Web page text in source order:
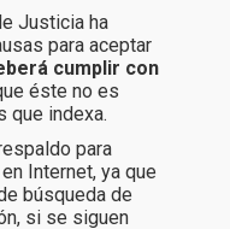
Justicia ha
para aceptar
cumplir con
éste no es
que indexa.
para
Internet, ya que
búsqueda de
si se siguen